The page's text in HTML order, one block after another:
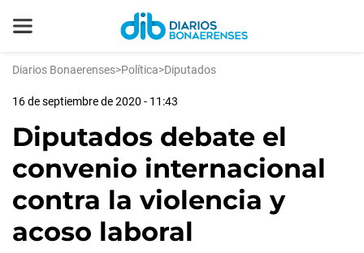
Diarios Bonaerenses>Política>Diputados
16 de septiembre de 2020 - 11:43
Diputados debate el
convenio internacional
contra la violencia y
acoso laboral